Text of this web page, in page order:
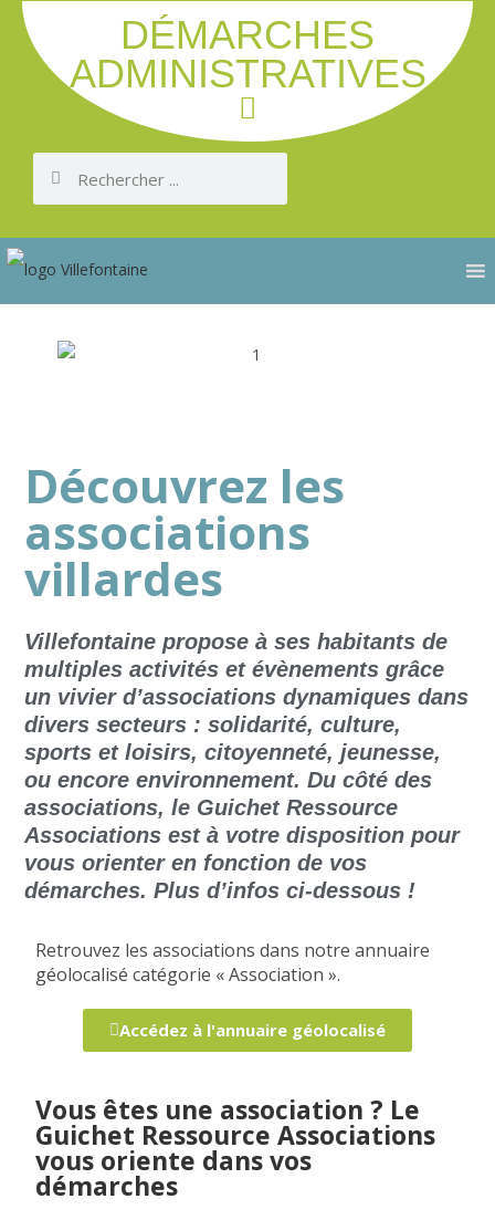
DÉMARCHES
ADMINISTRATIVES
Découvrez les
associations
villardes
Villefontaine propose à ses habitants de
multiples activités et évènements grâce
un vivier d’associations dynamiques dans
divers secteurs : solidarité, culture,
sports et loisirs, citoyenneté, jeunesse,
ou encore environnement. Du côté des
associations, le Guichet Ressource
Associations est à votre disposition pour
vous orienter en fonction de vos
démarches. Plus d’infos ci-dessous !
Retrouvez les associations dans notre annuaire
géolocalisé catégorie « Association ».
Accédez à l'annuaire géolocalisé
Vous êtes une association ? Le
Guichet Ressource Associations
vous oriente dans vos
démarches